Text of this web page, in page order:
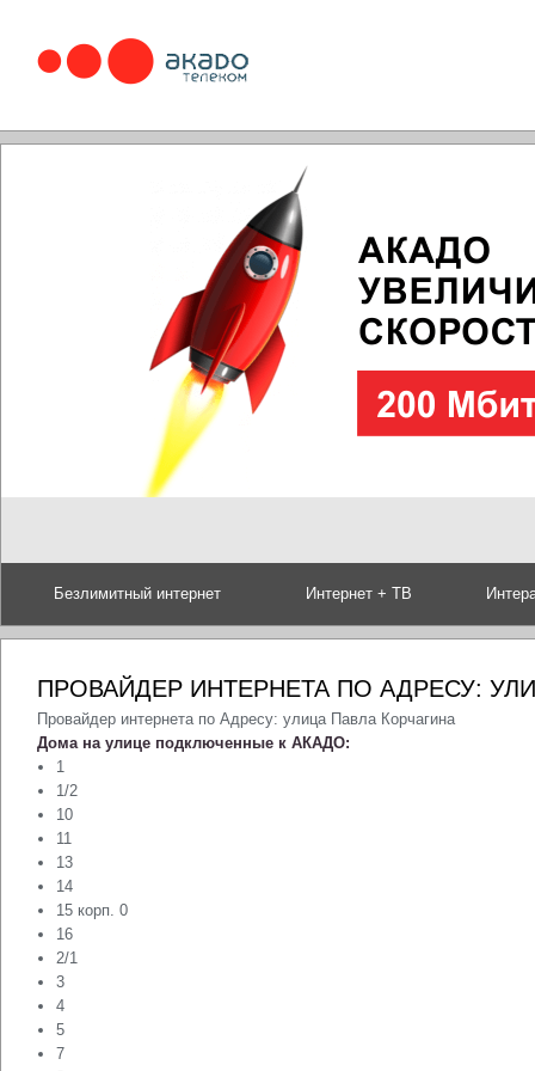
Безлимитный интернет Интернет + ТВ
ПРОВАЙДЕР ИНТЕРНЕТА ПО АДРЕСУ:
Провайдер интернета по Адресу: улица Павла Корчагина
Дома на улице подключенные к АКАДО:
1
1/2
10
11
13
14
15 корп. 0
16
2/1
3
4
5
7